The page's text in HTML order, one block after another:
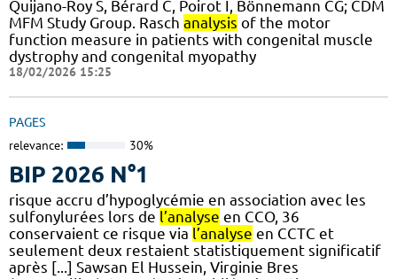
Quijano-Roy S, Bérard C, Poirot I, Bönnemann CG; CDM
MFM Study Group. Rasch analysis of the motor
function measure in patients with congenital muscle
dystrophy and congenital myopathy
18/02/2026 15:25
PAGES
relevance: 30%
BIP 2026 N°1
risque accru d’hypoglycémie en association avec les
sulfonylurées lors de l’analyse en CCO, 36
conservaient ce risque via l’analyse en CCTC et
seulement deux restaient statistiquement significatif
après [...] Sawsan El Hussein, Virginie Bres